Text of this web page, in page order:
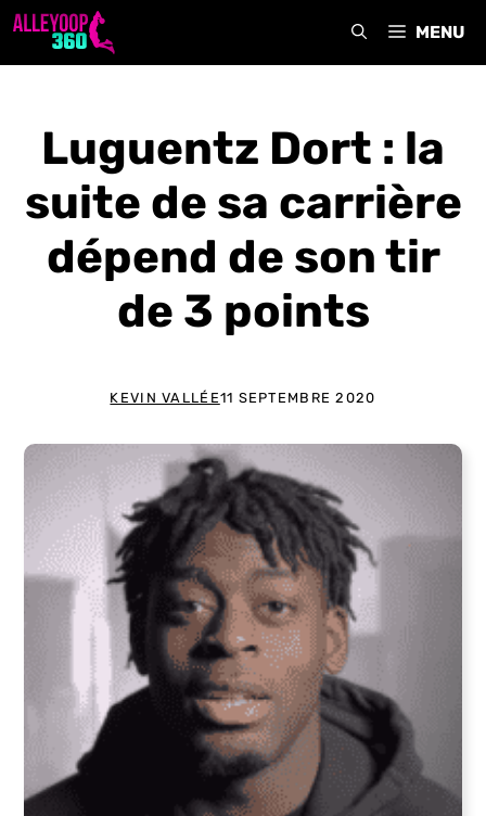
Aller
MENU
Luguentz Dort : la
suite de sa carrière
dépend de son tir
de 3 points
KEVIN VALLÉE11 SEPTEMBRE 2020